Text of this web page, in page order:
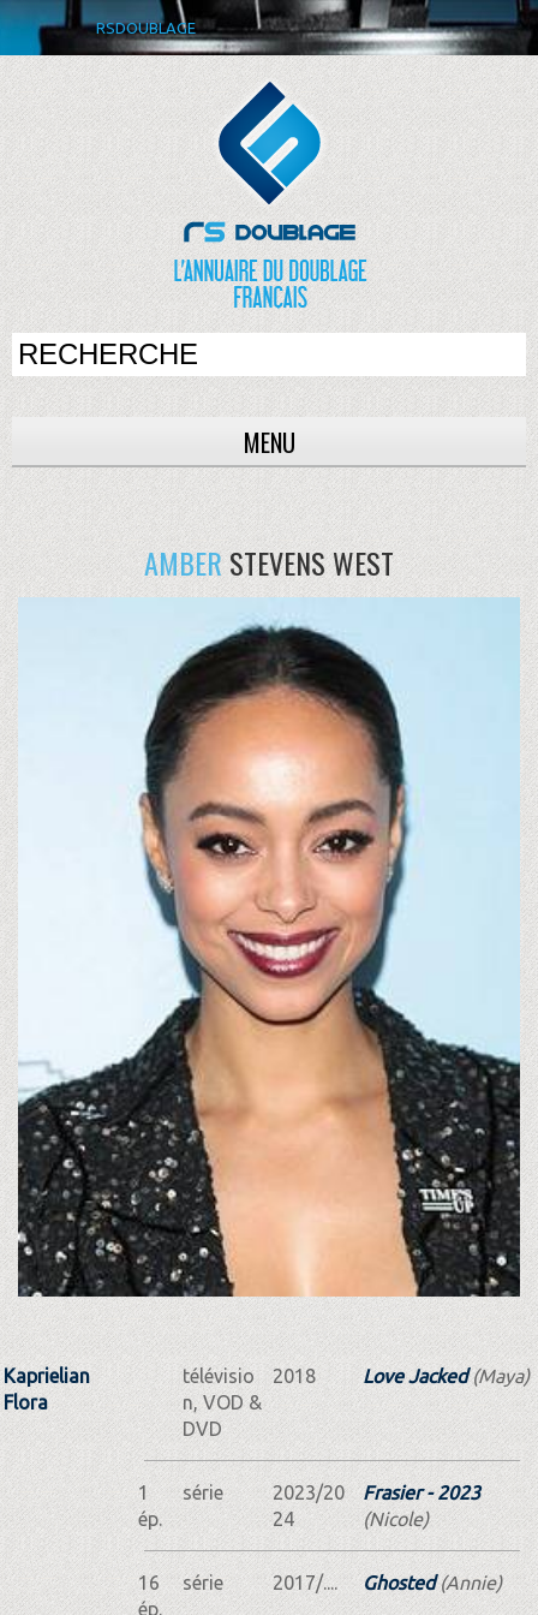
RSDOUBLAGE
MENU
AMBERSTEVENS WEST
Kaprielian
Flora
télévisio
n, VOD &
DVD
2018 Love Jacked(Maya)
1
ép.
série
2023/20
24
Frasier - 2023
(Nicole)
16
ép.
série 2017/.... Ghosted(Annie)